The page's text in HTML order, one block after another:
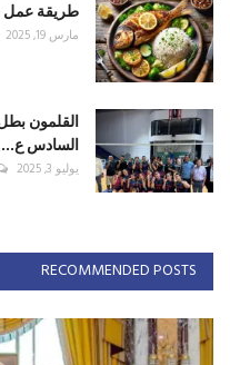
طريقة عمل
مارس 19, 2025
القلمون
السادس ع...
يوليو 3, 2025
RECOMMENDED POSTS